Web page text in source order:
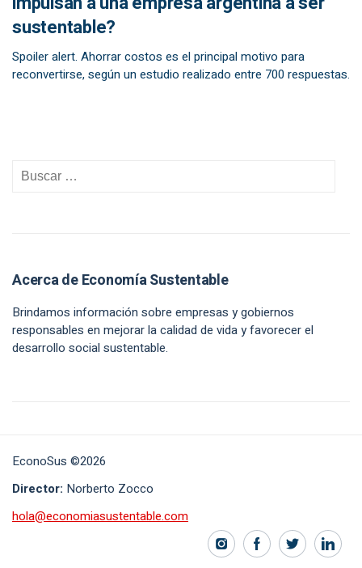
sustentable?
Spoiler alert. Ahorrar costos es el principal motivo para
reconvertirse, según un estudio realizado entre 700 respuestas.
Acerca de Economía Sustentable
Brindamos información sobre empresas y gobiernos
responsables en mejorar la calidad de vida y favorecer el
desarrollo social sustentable.
EconoSus ©2026
Director: Norberto Zocco
hola@economiasustentable.com